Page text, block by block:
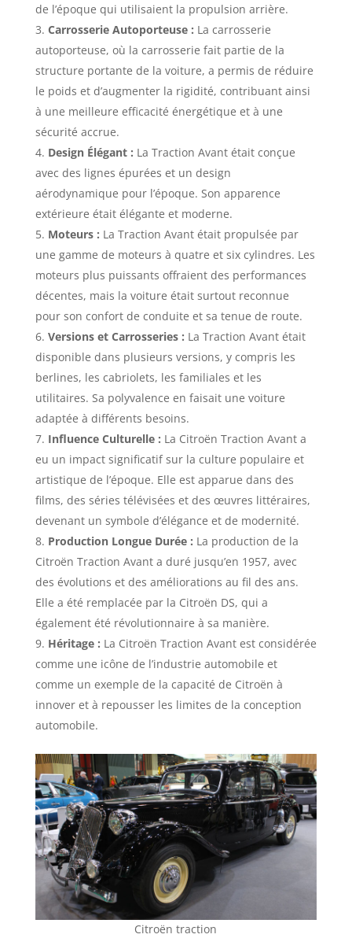
de l’époque qui utilisaient la propulsion arrière.
Carrosserie Autoporteuse : La carrosserie
autoporteuse, où la carrosserie fait partie de la
structure portante de la voiture, a permis de réduire
le poids et d’augmenter la rigidité, contribuant ainsi
à une meilleure efficacité énergétique et à une
sécurité accrue.
Design Élégant : La Traction Avant était conçue
avec des lignes épurées et un design
aérodynamique pour l’époque. Son apparence
extérieure était élégante et moderne.
Moteurs : La Traction Avant était propulsée par
une gamme de moteurs à quatre et six cylindres. Les
moteurs plus puissants offraient des performances
décentes, mais la voiture était surtout reconnue
pour son confort de conduite et sa tenue de route.
Versions et Carrosseries : La Traction Avant était
disponible dans plusieurs versions, y compris les
berlines, les cabriolets, les familiales et les
utilitaires. Sa polyvalence en faisait une voiture
adaptée à différents besoins.
Influence Culturelle : La Citroën Traction Avant a
eu un impact significatif sur la culture populaire et
artistique de l’époque. Elle est apparue dans des
films, des séries télévisées et des œuvres littéraires,
devenant un symbole d’élégance et de modernité.
Production Longue Durée : La production de la
Citroën Traction Avant a duré jusqu’en 1957, avec
des évolutions et des améliorations au fil des ans.
Elle a été remplacée par la Citroën DS, qui a
également été révolutionnaire à sa manière.
Héritage : La Citroën Traction Avant est considérée
comme une icône de l’industrie automobile et
comme un exemple de la capacité de Citroën à
innover et à repousser les limites de la conception
automobile.
Citroën traction